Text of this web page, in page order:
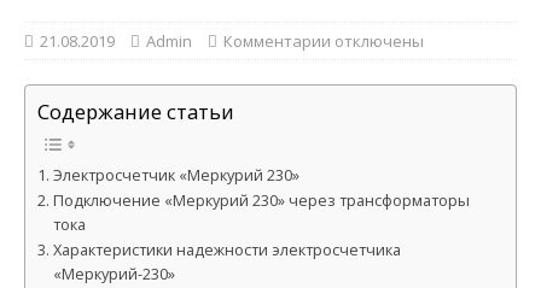
21.08.2019 Admin Комментарии отключены
Содержание статьи
Электросчетчик «Меркурий 230»
Подключение «Меркурий 230» через трансформаторы
тока
Характеристики надежности электросчетчика
«Меркурий-230»